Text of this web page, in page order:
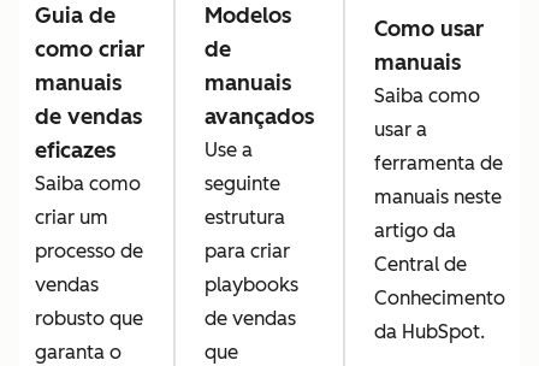
Guia de
como criar
manuais
de vendas
eficazes
Saiba como
criar um
processo de
vendas
robusto que
garanta o
Modelos
de
manuais
avançados
Use a
seguinte
estrutura
para criar
playbooks
de vendas
que
Como usar
manuais
Saiba como
usar a
ferramenta de
manuais neste
artigo da
Central de
Conhecimento
da HubSpot.